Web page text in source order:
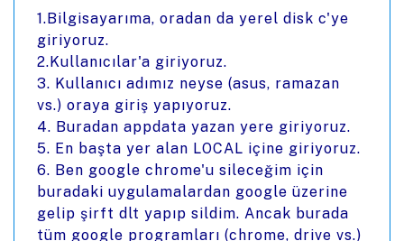
1.Bilgisayarıma, oradan da yerel disk c'ye
giriyoruz.
2.Kullanıcılar'a giriyoruz.
3. Kullanıcı adımız neyse (asus, ramazan
vs.) oraya giriş yapıyoruz.
4. Buradan appdata yazan yere giriyoruz.
5. En başta yer alan LOCAL içine giriyoruz.
6. Ben google chrome'u sileceğim için
buradaki uygulamalardan google üzerine
gelip şirft dlt yapıp sildim. Ancak burada
tüm google programları (chrome, drive vs.)